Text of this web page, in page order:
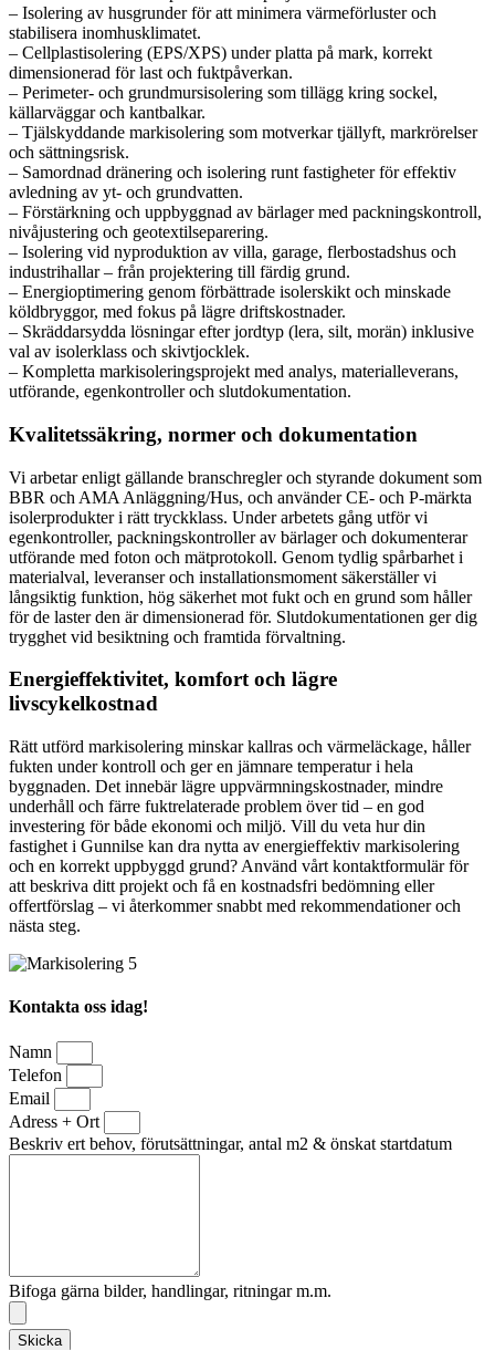
– Isolering av husgrunder för att minimera värmeförluster och
stabilisera inomhusklimatet.
– Cellplastisolering (EPS/XPS) under platta på mark, korrekt
dimensionerad för last och fuktpåverkan.
– Perimeter- och grundmursisolering som tillägg kring sockel,
källarväggar och kantbalkar.
– Tjälskyddande markisolering som motverkar tjällyft, markrörelser
och sättningsrisk.
– Samordnad dränering och isolering runt fastigheter för effektiv
avledning av yt- och grundvatten.
– Förstärkning och uppbyggnad av bärlager med packningskontroll,
nivåjustering och geotextilseparering.
– Isolering vid nyproduktion av villa, garage, flerbostadshus och
industrihallar – från projektering till färdig grund.
– Energioptimering genom förbättrade isolerskikt och minskade
köldbryggor, med fokus på lägre driftskostnader.
– Skräddarsydda lösningar efter jordtyp (lera, silt, morän) inklusive
val av isolerklass och skivtjocklek.
– Kompletta markisoleringsprojekt med analys, materialleverans,
utförande, egenkontroller och slutdokumentation.
Kvalitetssäkring, normer och dokumentation
Vi arbetar enligt gällande branschregler och styrande dokument som
BBR och AMA Anläggning/Hus, och använder CE- och P-märkta
isolerprodukter i rätt tryckklass. Under arbetets gång utför vi
egenkontroller, packningskontroller av bärlager och dokumenterar
utförande med foton och mätprotokoll. Genom tydlig spårbarhet i
materialval, leveranser och installationsmoment säkerställer vi
långsiktig funktion, hög säkerhet mot fukt och en grund som håller
för de laster den är dimensionerad för. Slutdokumentationen ger dig
trygghet vid besiktning och framtida förvaltning.
Energieffektivitet, komfort och lägre
livscykelkostnad
Rätt utförd markisolering minskar kallras och värmeläckage, håller
fukten under kontroll och ger en jämnare temperatur i hela
byggnaden. Det innebär lägre uppvärmningskostnader, mindre
underhåll och färre fuktrelaterade problem över tid – en god
investering för både ekonomi och miljö. Vill du veta hur din
fastighet i Gunnilse kan dra nytta av energieffektiv markisolering
och en korrekt uppbyggd grund? Använd vårt kontaktformulär för
att beskriva ditt projekt och få en kostnadsfri bedömning eller
offertförslag – vi återkommer snabbt med rekommendationer och
nästa steg.
Kontakta oss idag!
Namn
Telefon
Email
Adress + Ort
Beskriv ert behov, förutsättningar, antal m2 & önskat startdatum
Bifoga gärna bilder, handlingar, ritningar m.m.
Skicka